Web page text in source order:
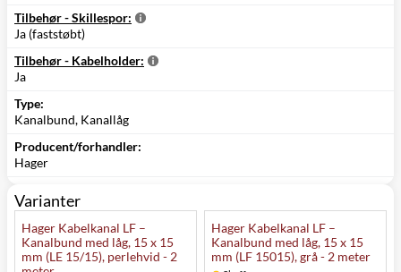
Tilbehør - Skillespor:
Ja (faststøbt)
Tilbehør - Kabelholder:
Ja
Type:
Kanalbund, Kanallåg
Producent/forhandler:
Hager
Varianter
Hager Kabelkanal LF –
Kanalbund med låg, 15 x 15
mm (LE 15/15), perlehvid - 2
Hager Kabelkanal LF –
Kanalbund med låg, 15 x 15
mm (LF 15015), grå - 2 meter